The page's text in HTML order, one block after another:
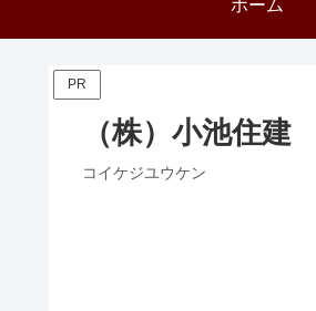
ホーム
PR
（株）小池住建
コイケジユウケン